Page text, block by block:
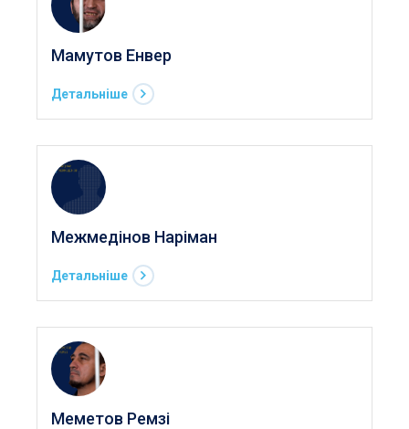
Мамутов Енвер
Детальніше
Межмедінов Наріман
Детальніше
Меметов Ремзі